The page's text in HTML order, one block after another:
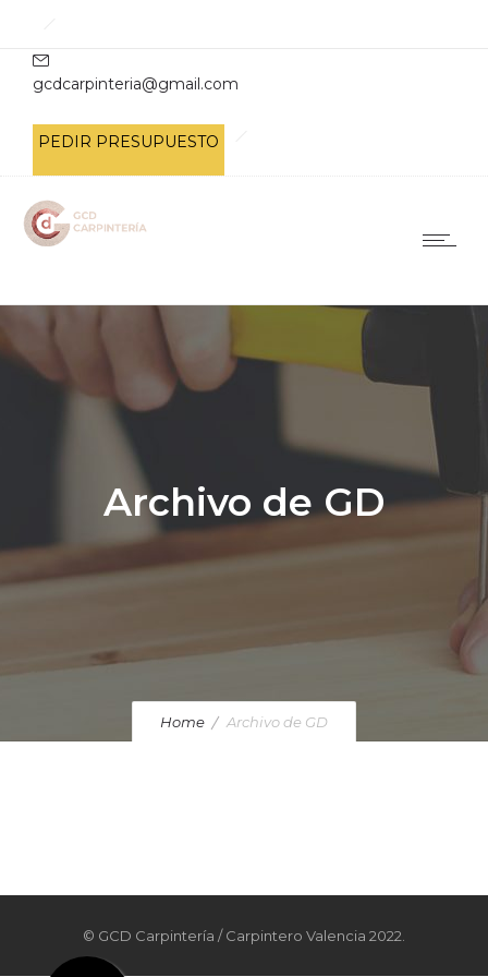
gcdcarpinteria@gmail.com
PEDIR PRESUPUESTO
Archivo de GD
Home Archivo de GD
© GCD Carpintería / Carpintero Valencia 2022.